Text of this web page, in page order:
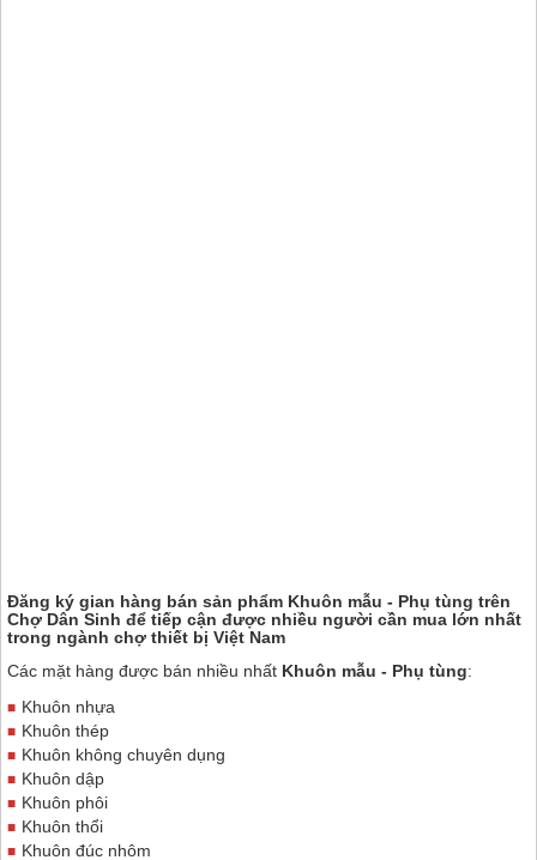
Đăng ký gian hàng bán sản phẩm Khuôn mẫu - Phụ tùng trên
Chợ Dân Sinh để tiếp cận được nhiều người cần mua lớn nhất
trong ngành chợ thiết bị Việt Nam
Các mặt hàng được bán nhiều nhất Khuôn mẫu - Phụ tùng:
Khuôn nhựa
Khuôn thép
Khuôn không chuyên dụng
Khuôn dập
Khuôn phôi
Khuôn thổi
Khuôn đúc nhôm